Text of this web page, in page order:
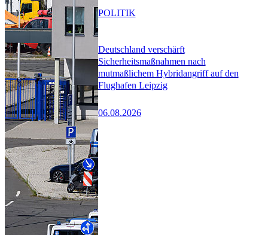
Deutschland verschärft
Sicherheitsmaßnahmen nach
mutmaßlichem Hybridangriff auf den
Flughafen Leipzig
06.08.2026
POLITIK